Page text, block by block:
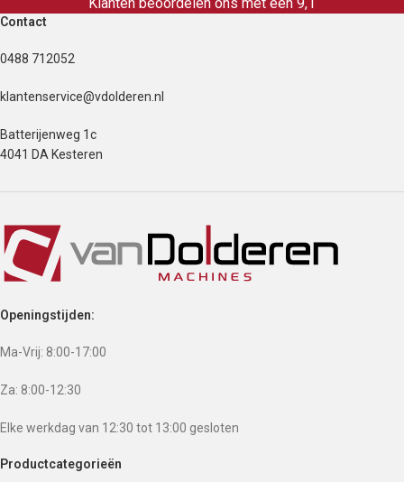
Contact
0488 712052
klantenservice@vdolderen.nl
Batterijenweg 1c
4041 DA Kesteren
Openingstijden:
Ma-Vrij: 8:00-17:00
Za: 8:00-12:30
Elke werkdag van 12:30 tot 13:00 gesloten
Productcategorieën